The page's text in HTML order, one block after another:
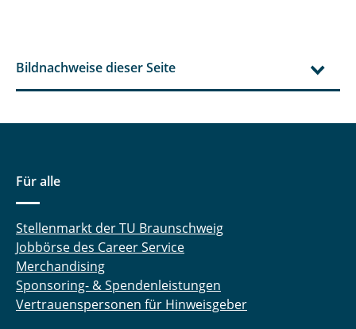
Bildnachweise dieser Seite
Für alle
Stellenmarkt der TU Braunschweig
Jobbörse des Career Service
Merchandising
Sponsoring- & Spendenleistungen
Vertrauenspersonen für Hinweisgeber